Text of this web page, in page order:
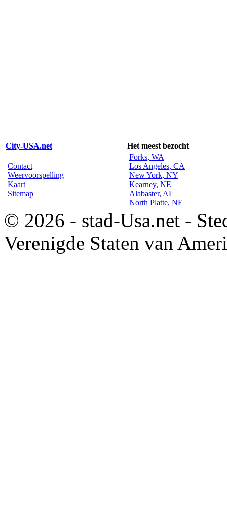
City-USA.net Het meest bezocht
Contact
Weervoorspelling
Kaart
Sitemap
Forks, WA
Los Angeles, CA
New York, NY
Kearney, NE
Alabaster, AL
North Platte, NE
© 2026 - stad-Usa.net -
Verenigde Staten van